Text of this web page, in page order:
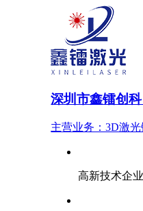
深圳市鑫镭创
主营业务：3D激
高新技术企业